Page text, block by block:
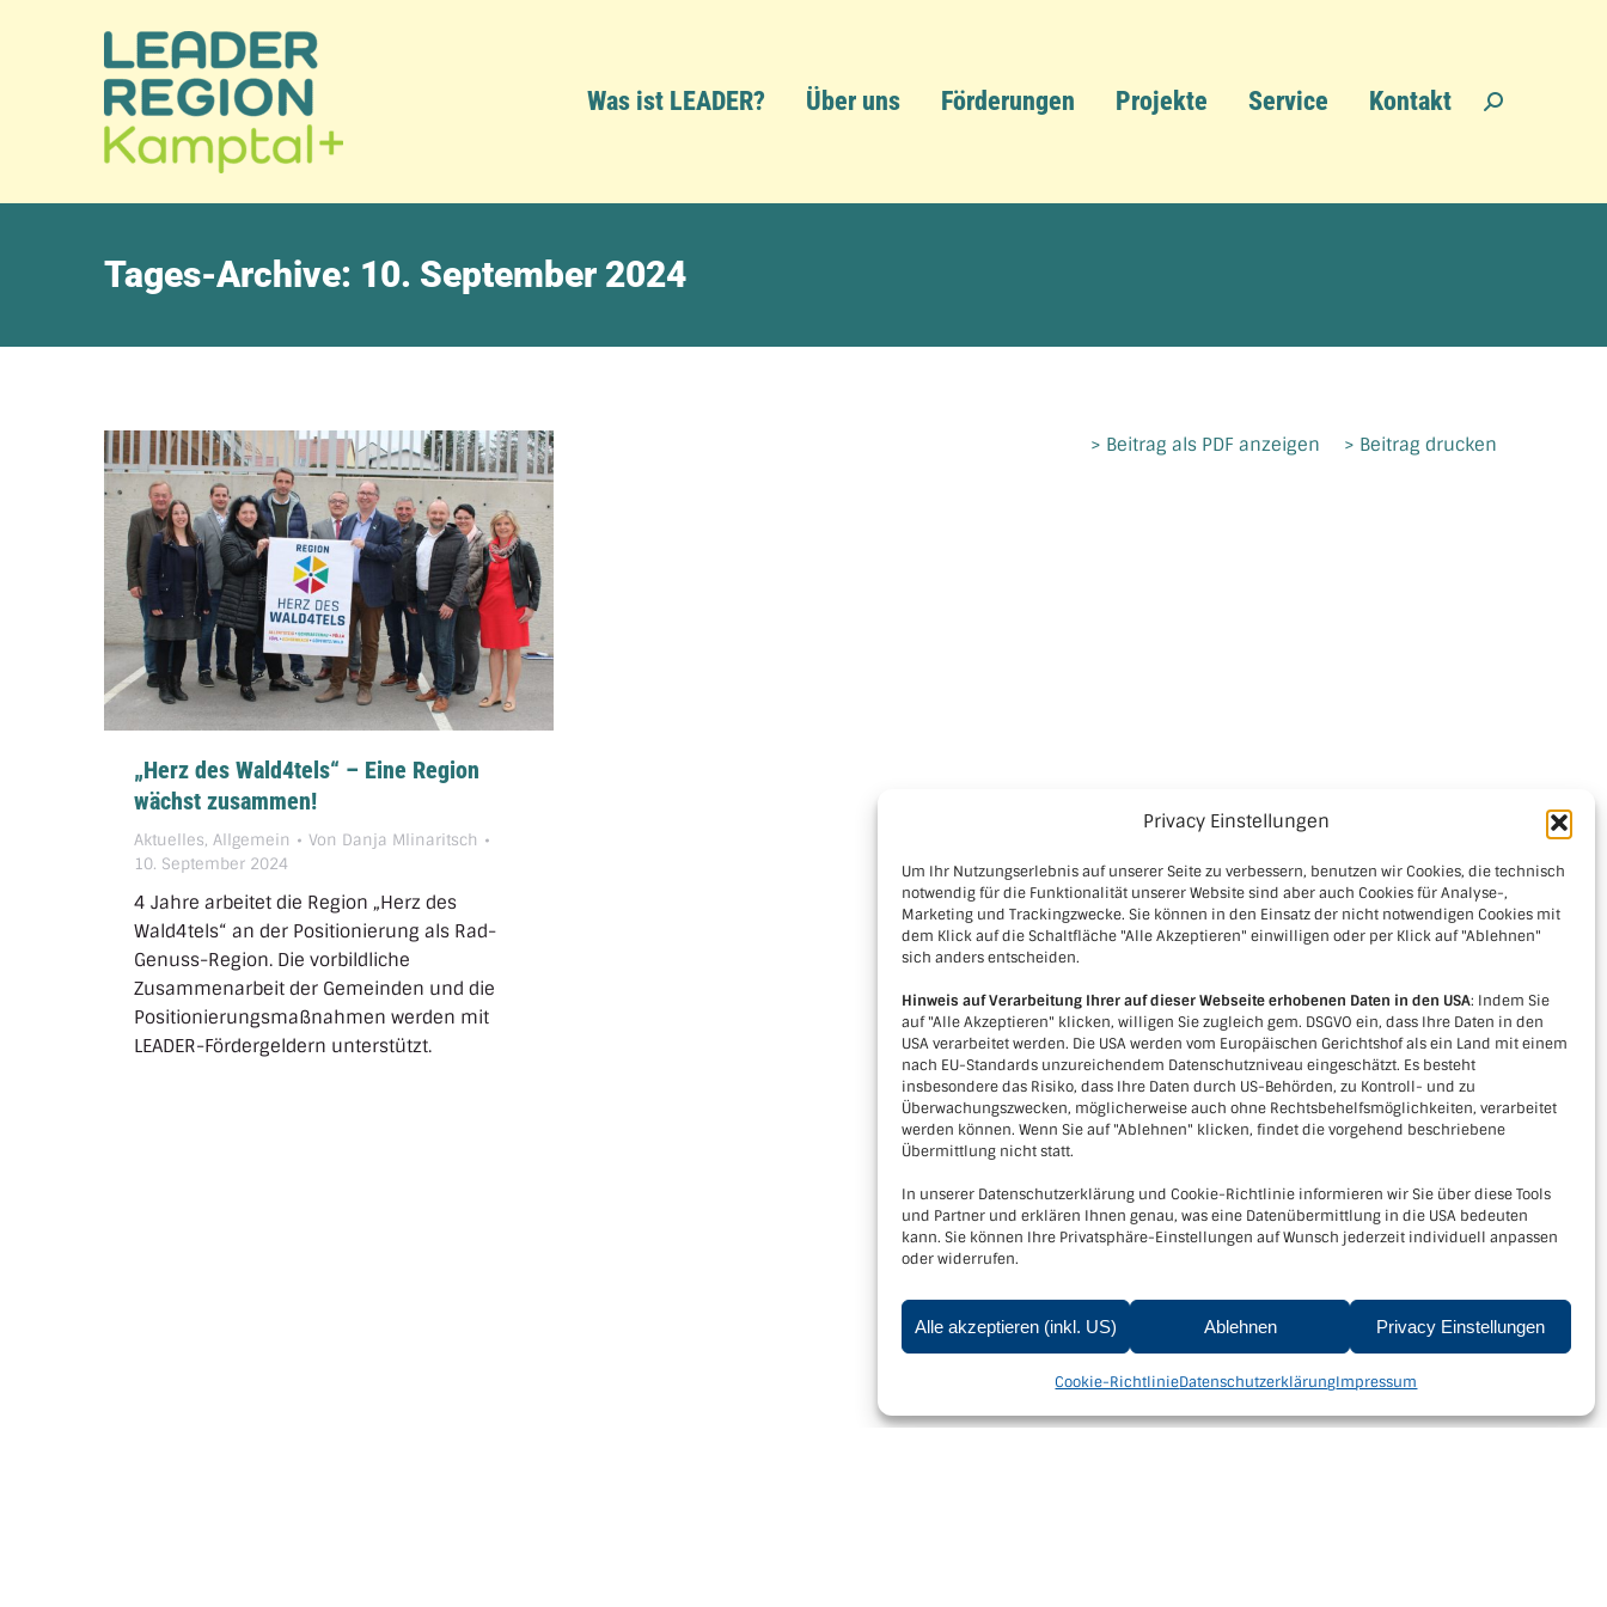
Privacy Einstellungen
Um Ihr Nutzungserlebnis auf unserer Seite zu verbessern, benutzen wir Cookies, die technisch
notwendig für die Funktionalität unserer Website sind aber auch Cookies für Analyse-,
Marketing und Trackingzwecke. Sie können in den Einsatz der nicht notwendigen Cookies mit
dem Klick auf die Schaltfläche "Alle Akzeptieren" einwilligen oder per Klick auf "Ablehnen"
sich anders entscheiden.
Hinweis auf Verarbeitung Ihrer auf dieser Webseite erhobenen Daten in den USA: Indem Sie
auf "Alle Akzeptieren" klicken, willigen Sie zugleich gem. DSGVO ein, dass Ihre Daten in den
USA verarbeitet werden. Die USA werden vom Europäischen Gerichtshof als ein Land mit einem
nach EU-Standards unzureichendem Datenschutzniveau eingeschätzt. Es besteht
insbesondere das Risiko, dass Ihre Daten durch US-Behörden, zu Kontroll- und zu
Überwachungszwecken, möglicherweise auch ohne Rechtsbehelfsmöglichkeiten, verarbeitet
werden können. Wenn Sie auf "Ablehnen" klicken, findet die vorgehend beschriebene
Übermittlung nicht statt.
In unserer Datenschutzerklärung und Cookie-Richtlinie informieren wir Sie über diese Tools
und Partner und erklären Ihnen genau, was eine Datenübermittlung in die USA bedeuten
kann. Sie können Ihre Privatsphäre-Einstellungen auf Wunsch jederzeit individuell anpassen
oder widerrufen.
Alle akzeptieren (inkl. US) Ablehnen Privacy Einstellungen
Cookie-RichtlinieDatenschutzerklärungImpressum
Was ist LEADER? Über uns Förderungen Projekte Service Kontakt Search:
Tages-Archive: 10. September 2024
„Herz des Wald4tels“ – Eine Region
wächst zusammen!
Aktuelles, Allgemein Von Danja Mlinaritsch
10. September 2024
4 Jahre arbeitet die Region „Herz des
Wald4tels“ an der Positionierung als Rad-
Genuss-Region. Die vorbildliche
Zusammenarbeit der Gemeinden und die
Positionierungsmaßnahmen werden mit
LEADER-Fördergeldern unterstützt.
> Beitrag als PDF anzeigen > Beitrag drucken
Datenschutzerklärung|Cookie-Richtlinie